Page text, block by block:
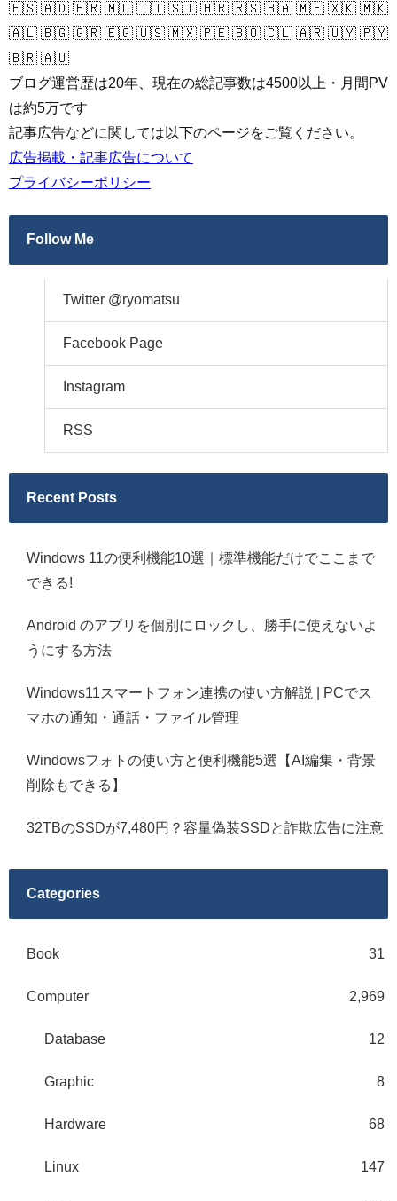
🇪🇸 🇦🇩 🇫🇷 🇲🇨 🇮🇹 🇸🇮 🇭🇷 🇷🇸 🇧🇦 🇲🇪 🇽🇰 🇲🇰
🇦🇱 🇧🇬 🇬🇷 🇪🇬 🇺🇸 🇲🇽 🇵🇪 🇧🇴 🇨🇱 🇦🇷 🇺🇾 🇵🇾
🇧🇷 🇦🇺
ブログ運営歴は20年、現在の総記事数は4500以上・月間PV
は約5万です
記事広告などに関しては以下のページをご覧ください。
広告掲載・記事広告について
プライバシーポリシー
Follow Me
Twitter @ryomatsu
Facebook Page
Instagram
RSS
Recent Posts
Windows 11の便利機能10選｜標準機能だけでここまで
できる!
Android のアプリを個別にロックし、勝手に使えないよ
うにする方法
Windows11スマートフォン連携の使い方解説 | PCでス
マホの通知・通話・ファイル管理
Windowsフォトの使い方と便利機能5選【AI編集・背景
削除もできる】
32TBのSSDが7,480円？容量偽装SSDと詐欺広告に注意
Categories
Book 31
Computer 2,969
Database 12
Graphic 8
Hardware 68
Linux 147